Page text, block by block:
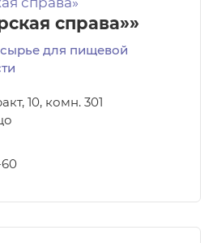
справа»»
для пищевой
10, комн. 301
60